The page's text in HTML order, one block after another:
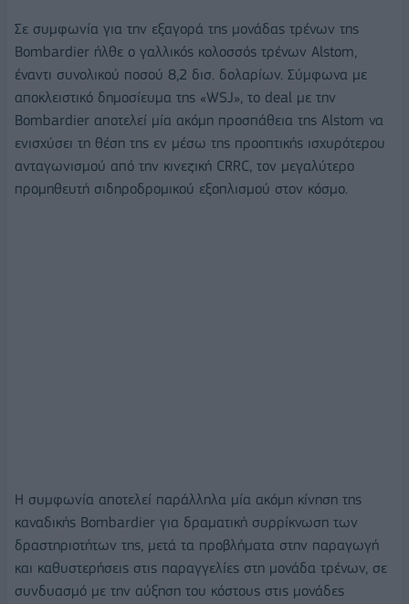
Σε συμφωνία για την εξαγορά της μονάδας τρένων της
Bombardier ήλθε ο γαλλικός κολοσσός τρένων Alstom,
έναντι συνολικού ποσού 8,2 δισ. δολαρίων. Σύμφωνα με
αποκλειστικό δημοσίευμα της «WSJ», το deal με την
Bombardier αποτελεί μία ακόμη προσπάθεια της Alstom να
ενισχύσει τη θέση της εν μέσω της προοπτικής ισχυρότερου
ανταγωνισμού από την κινεζική CRRC, τον μεγαλύτερο
προμηθευτή σιδηροδρομικού εξοπλισμού στον κόσμο.
Η συμφωνία αποτελεί παράλληλα μία ακόμη κίνηση της
καναδικής Bombardier για δραματική συρρίκνωση των
δραστηριοτήτων της, μετά τα προβλήματα στην παραγωγή
και καθυστερήσεις στις παραγγελίες στη μονάδα τρένων, σε
συνδυασμό με την αύξηση του κόστους στις μονάδες